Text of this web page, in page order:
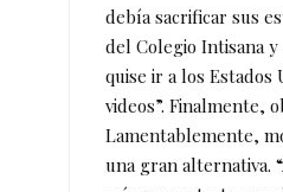
debía sacrificar sus
del Colegio Intisana
quise ir a los
videos”. Finalmente,
Lamentablemente,
una gran alternativa.